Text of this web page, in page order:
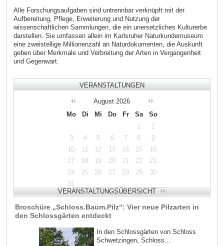
Alle Forschungsaufgaben sind untrennbar verknüpft mit der
Aufbereitung, Pflege, Erweiterung und Nutzung der
wissenschaftlichen Sammlungen, die ein unersetzliches Kulturerbe
darstellen. Sie umfassen allein im Karlsruher Naturkundemuseum
eine zweistellige Millionenzahl an Naturdokumenten, die Auskunft
geben über Merkmale und Verbreitung der Arten in Vergangenheit
und Gegenwart.
VERANSTALTUNGEN
August 2026
Mo
Di Mi Do Fr Sa
So
1
2
3
4 5 6 7 8
9
10
11 12 13 14 15
16
17
18 19 20 21 22
23
24
25 26 27 28 29
30
31
Broschüre „Schloss.Baum.Pilz“: Vier neue Pilzarten in
den Schlossgärten entdeckt
In den Schlossgärten von Schloss
Schwetzingen, Schloss...